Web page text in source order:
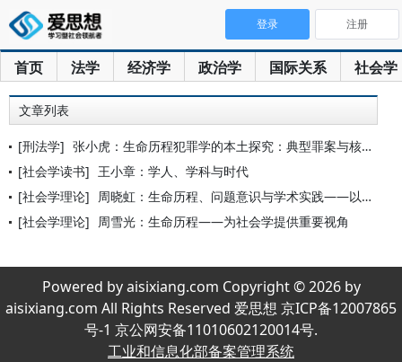
首页 法学 经济学 政治学 国际关系 社会学
登录 注册
文章列表
[刑法学] 张小虎：生命历程犯罪学的本土探究：典型罪案与核心原则
[社会学读书] 王小章：学人、学科与时代
[社会学理论] 周晓虹：生命历程、问题意识与学术实践——以知青一代社会学家为
[社会学理论] 周雪光：生命历程——为社会学提供重要视角
Powered by aisixiang.com Copyright © 2026 by
aisixiang.com All Rights Reserved 爱思想 京ICP备12007865
号-1 京公网安备11010602120014号.
工业和信息化部备案管理系统